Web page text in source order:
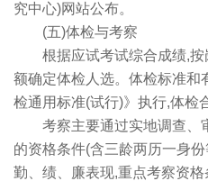
究中心)网站公布。
(五)体检与考察
根据应试考试综合成绩,
额确定体检人选。体检标准和
检通用标准(试行)》执行,体检
考察主要通过实地调查、
的资格条件(含三龄两历一身
勤、绩、廉表现,重点考察资